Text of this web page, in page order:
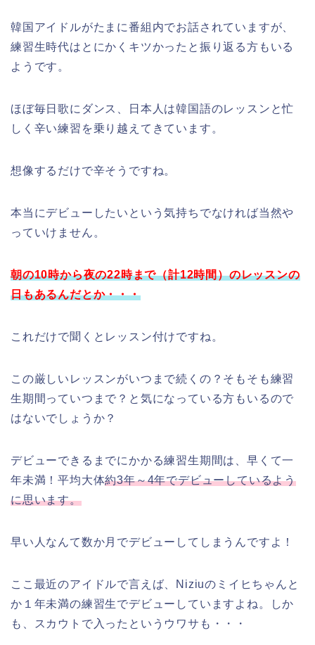
韓国アイドルがたまに番組内でお話されていますが、
練習生時代はとにかくキツかったと振り返る方もいる
ようです。
ほぼ毎日歌にダンス、日本人は韓国語のレッスンと忙
しく辛い練習を乗り越えてきています。
想像するだけで辛そうですね。
本当にデビューしたいという気持ちでなければ当然や
っていけません。
朝の10時から夜の22時まで（計12時間）のレッスンの
日もあるんだとか・・・
これだけで聞くとレッスン付けですね。
この厳しいレッスンがいつまで続くの？そもそも練習
生期間っていつまで？と気になっている方もいるので
はないでしょうか？
デビューできるまでにかかる練習生期間は、早くて一
年未満！平均大体約3年～4年でデビューしているよう
に思います。
早い人なんて数か月でデビューしてしまうんですよ！
ここ最近のアイドルで言えば、Niziuのミイヒちゃんと
か１年未満の練習生でデビューしていますよね。しか
も、スカウトで入ったというウワサも・・・